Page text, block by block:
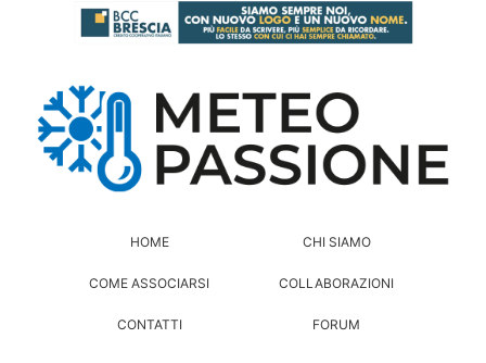
HOME CHI SIAMO
COME ASSOCIARSI COLLABORAZIONI
CONTATTI FORUM